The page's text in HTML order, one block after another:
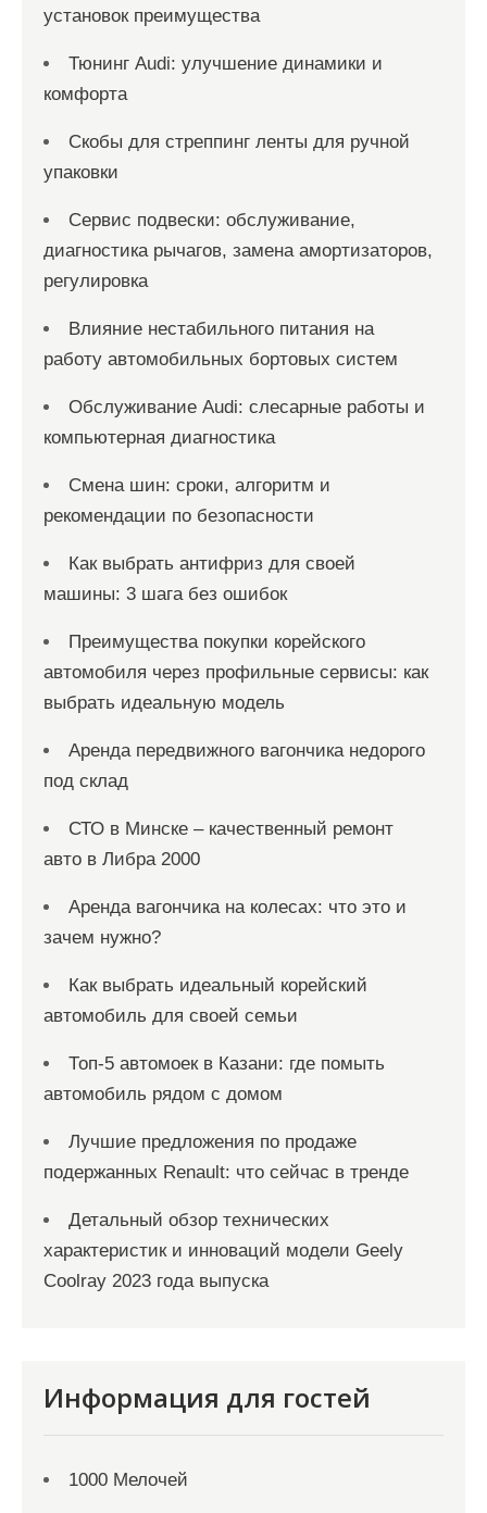
установок преимущества
Тюнинг Audi: улучшение динамики и
комфорта
Скобы для стреппинг ленты для ручной
упаковки
Сервис подвески: обслуживание,
диагностика рычагов, замена амортизаторов,
регулировка
Влияние нестабильного питания на
работу автомобильных бортовых систем
Обслуживание Audi: слесарные работы и
компьютерная диагностика
Смена шин: сроки, алгоритм и
рекомендации по безопасности
Как выбрать антифриз для своей
машины: 3 шага без ошибок
Преимущества покупки корейского
автомобиля через профильные сервисы: как
выбрать идеальную модель
Аренда передвижного вагончика недорого
под склад
СТО в Минске – качественный ремонт
авто в Либра 2000
Аренда вагончика на колесах: что это и
зачем нужно?
Как выбрать идеальный корейский
автомобиль для своей семьи
Топ-5 автомоек в Казани: где помыть
автомобиль рядом с домом
Лучшие предложения по продаже
подержанных Renault: что сейчас в тренде
Детальный обзор технических
характеристик и инноваций модели Geely
Coolray 2023 года выпуска
Информация для гостей
1000 Мелочей